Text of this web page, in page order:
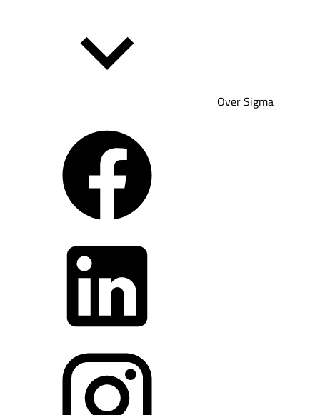
Over Sigma